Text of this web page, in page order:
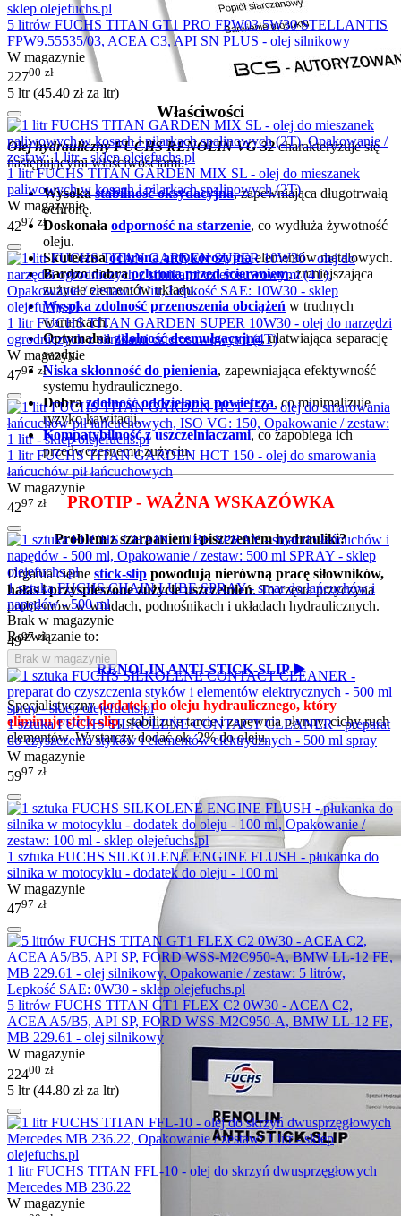
Właściwości
Olej hydrauliczny FUCHS RENOLIN VG 32charakteryzuje się
następującymi właściwościami:
Wysoka stabilność oksydacyjna, zapewniająca długotrwałą
ochronę.
Doskonała odporność na starzenie, co wydłuża żywotność
oleju.
Skuteczna ochrona antykorozyjnaelementów metalowych.
Bardzo dobraochrona przed ścieraniem, zmniejszająca
zużycie elementów układu.
Wysoka zdolność przenoszenia obciążeń w trudnych
warunkach.
Optymalnazdolność deemulgacyjna, ułatwiająca separację
wody.
Niska skłonność do pienienia, zapewniająca efektywność
systemu hydraulicznego.
Dobrazdolność oddzielania powietrza, co minimalizuje
ryzyko kawitacji.
Kompatybilność z uszczelniaczami, co zapobiega ich
przedwczesnemu zużyciu.
PROTIP - WAŻNA WSKAZÓWKA
Problem z szarpaniem i piszczeniem hydrauliki?
Drgania cierne stick-slip powodują nierówną pracę siłowników,
hałas i przyspieszone zużycie uszczelnień. To częsta przyczyna
problemów w windach, podnośnikach i układach hydraulicznych.
Rozwiązanie to:
RENOLIN ANTI-STICK-SLIP ▶️
Specjalistycznydodatek do oleju hydraulicznego, który
eliminuje stick-slip, stabilizuje tarcie i zapewnia płynny, cichy ruch
elementów. Wystarczy dodać ok. 2% do oleju.
5 litrów FUCHS TITAN GT1 PRO FPW03 5W30 STELLANTIS
FPW9.55535/03, ACEA C3, API SN PLUS - olej silnikowy
W magazynie
22700 zł
5 ltr (45.40 złza ltr)
1 litr FUCHS TITAN GARDEN MIX SL - olej do mieszanek
paliwowych w kosach i pilarkach spalinowych (2T)
W magazynie
4297 zł
1 litr FUCHS TITAN GARDEN SUPER 10W30 - olej do narzędzi
ogrodniczych z silnikami czterosuwowymi (4T)
W magazynie
4797 zł
1 litr FUCHS TITAN GARDEN HCT 150 - olej do smarowania
łańcuchów pił łańcuchowych
W magazynie
4297 zł
1 sztuka FUCHS CHAIN LUBE SPRAY - smar do łańcuchów i
napędów - 500 ml
Brak w magazynie
4997 zł
Brak w magazynie
1 sztuka FUCHS SILKOLENE CONTACT CLEANER - preparat
do czyszczenia styków i elementów elektrycznych - 500 ml spray
W magazynie
5997 zł
1 sztuka FUCHS SILKOLENE ENGINE FLUSH - płukanka do
silnika w motocyklu - dodatek do oleju - 100 ml
W magazynie
4797 zł
5 litrów FUCHS TITAN GT1 FLEX C2 0W30 - ACEA C2,
ACEA A5/B5, API SP, FORD WSS-M2C950-A, BMW LL-12 FE,
MB 229.61 - olej silnikowy
W magazynie
22400 zł
5 ltr (44.80 złza ltr)
1 litr FUCHS TITAN FFL-10 - olej do skrzyń dwusprzęgłowych
Mercedes MB 236.22
W magazynie